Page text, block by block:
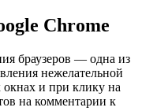
Chrome
браузеров — одна из
нежелательной
и при клику на
на комментарии к